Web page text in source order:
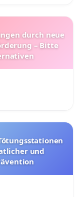
durch neue
– Bitte
und